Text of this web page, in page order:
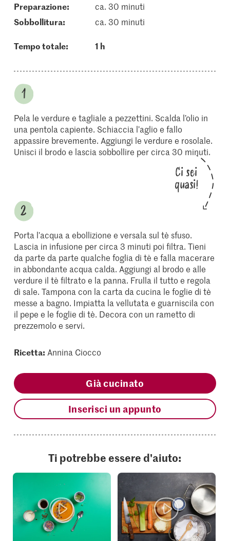
Preparazione:
ca. 30 minuti
sobbollitura:
ca. 30 minuti
Tempo totale: 1 h
Pela le verdure e tagliale a pezzettini. Scalda l’olio in
una pentola capiente. Schiaccia l’aglio e fallo
appassire brevemente. Aggiungi le verdure e rosolale.
Unisci il brodo e lascia sobbollire per circa 30 minuti.
Ci sei
quasi!
Porta l’acqua a ebollizione e versala sul tè sfuso.
Lascia in infusione per circa 3 minuti poi filtra. Tieni
da parte da parte qualche foglia di tè e falla macerare
in abbondante acqua calda. Aggiungi al brodo e alle
verdure il tè filtrato e la panna. Frulla il tutto e regola
di sale. Tampona con la carta da cucina le foglie di tè
messe a bagno. Impiatta la vellutata e guarniscila con
il pepe e le foglie di tè. Decora con un rametto di
prezzemolo e servi.
Ricetta: Annina Ciocco
Già cucinato
Inserisci un appunto
Ti potrebbe essere d'aiuto: